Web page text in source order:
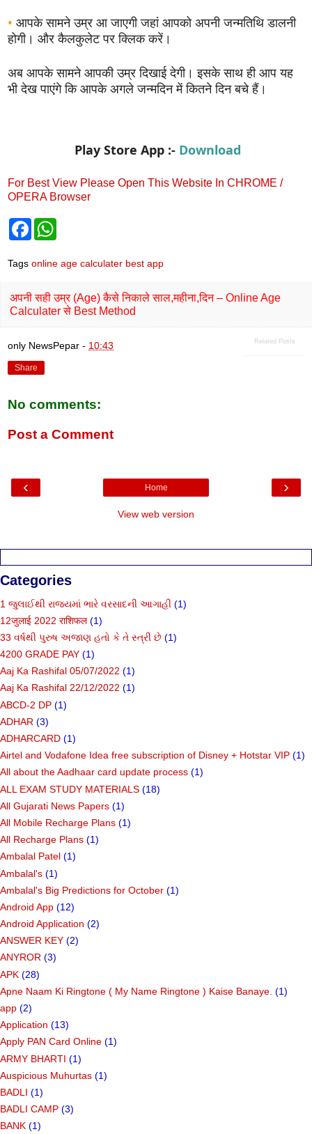
• आपके सामने उम्र आ जाएगी जहां आपको अपनी जन्मतिथि डालनी
होगी। और कैलकुलेट पर क्लिक करें।
अब आपके सामने आपकी उम्र दिखाई देगी। इसके साथ ही आप यह
भी देख पाएंगे कि आपके अगले जन्मदिन में कितने दिन बचे हैं।
Play Store App :- Download
For Best View Please Open This Website In CHROME /
OPERA Browser
F
b
k
s
p
Tags online age calculater best app
अपनी सही उम्र (age) कैसे निकाले साल,महीना,दिन – Online Age
Calculater से Best Method
Related Posts
only NewsPepar - 10:43
Share
No comments:
Post a Comment
‹ ›
Home
View web version
Categories
1 જુલાઈથી રાજ્યમાં ભારે વરસાદની આગાહી (1)
12जुलाई 2022 राशिफल (1)
33 વર્ષથી પુરુષ અજાણ હતો કે તે સ્ત્રી છે (1)
4200 GRADE PAY (1)
Aaj Ka Rashifal 05/07/2022 (1)
Aaj Ka Rashifal 22/12/2022 (1)
ABCD-2 DP (1)
ADHAR (3)
ADHARCARD (1)
Airtel and Vodafone Idea free subscription of Disney + Hotstar VIP (1)
All about the Aadhaar card update process (1)
ALL EXAM STUDY MATERIALS (18)
All Gujarati News Papers (1)
All Mobile Recharge Plans (1)
All Recharge Plans (1)
Ambalal Patel (1)
Ambalal's (1)
Ambalal's Big Predictions for October (1)
Android App (12)
Android Application (2)
ANSWER KEY (2)
ANYROR (3)
APK (28)
Apne Naam Ki Ringtone ( My Name Ringtone ) Kaise Banaye. (1)
app (2)
Application (13)
Apply PAN Card Online (1)
ARMY BHARTI (1)
Auspicious Muhurtas (1)
BADLI (1)
BADLI CAMP (3)
BANK (1)